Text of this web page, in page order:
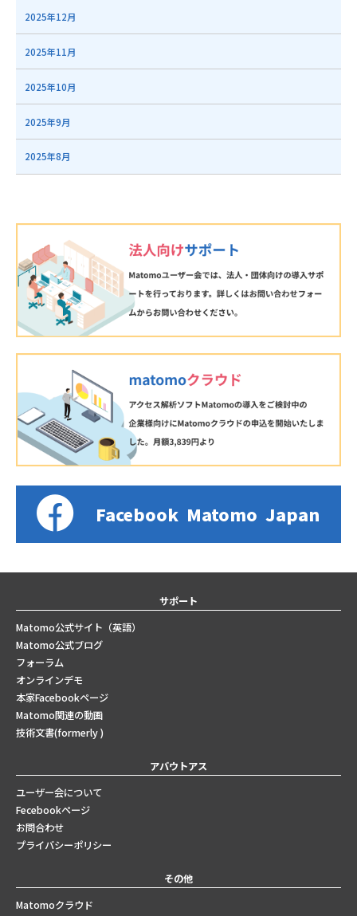
2025年12月
2025年11月
2025年10月
2025年9月
2025年8月
Facebook Matomo Japan
サポート
Matomo公式サイト（英語）
Matomo公式ブログ
フォーラム
オンラインデモ
本家Facebookページ
Matomo関連の動画
技術文書(formerly )
アバウトアス
ユーザー会について
Fecebookページ
お問合わせ
プライバシーポリシー
その他
Matomoクラウド